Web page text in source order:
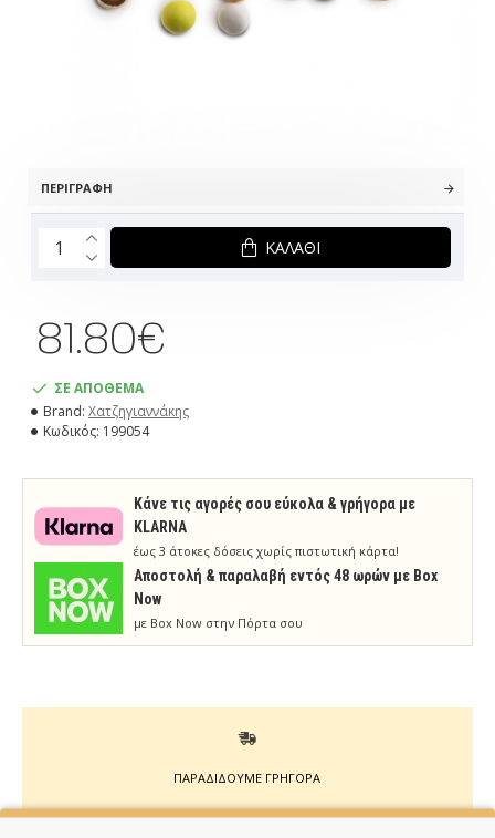
ΠΕΡΙΓΡΑΦΉ
ΣΕ ΑΠΟΘΕΜΑ
Brand: Χατζηγιαννάκης
Κωδικός: 199054
81.80€
ΚΑΛΆΘΙ
Κάνε τις αγορές σου εύκολα & γρήγορα με
KLARNA
έως 3 άτοκες δόσεις χωρίς πιστωτική κάρτα!
Aποστολή & παραλαβή εντός 48 ωρών με Box
Now
με Box Now στην Πόρτα σου
ΠΑΡΑΔΙΔΟΥΜΕ ΓΡΗΓΟΡΑ